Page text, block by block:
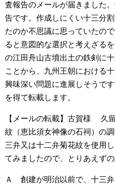
査報告のメールが届きました
告です。作成しにくい十三分
たのか不思議に思っていたの
ると意図的な選択と考えざるを
の江田舟山古墳出土の鉄剣に
ことから、九州王朝における
興味深い問題に進展しそうで
を得て転載します。
【メールの転載】 古賀様
久留
紋（恵比須女神像の石祠）の
三弁又は十二弁菊花紋を使用
てみましたので、とりあえず
Ａ 創建が明治以前で、十三